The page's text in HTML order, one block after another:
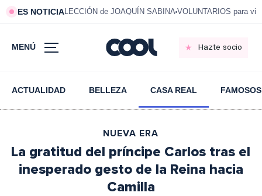
ES NOTICIALECCIÓN de JOAQUÍN SABINA VOLUNTARIOS para
MENÚ Hazte socio
ACTUALIDAD BELLEZA CASA REAL FAMOSOS
NUEVA ERA
La gratitud del príncipe Carlos tras el
inesperado gesto de la Reina hacia
Camilla